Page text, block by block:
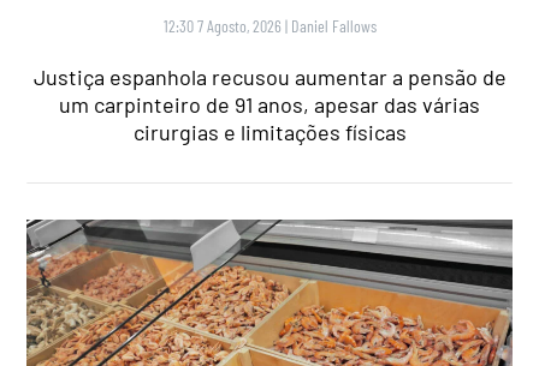
12:30 7 Agosto, 2026 | Daniel Fallows
Justiça espanhola recusou aumentar a pensão de
um carpinteiro de 91 anos, apesar das várias
cirurgias e limitações físicas